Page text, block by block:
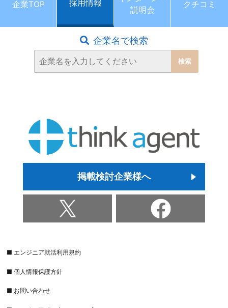
企業TOP 採用情報
説明会
クチコミ
企業名で検索
掲載検討企業様へ
■ エンジニア就活利用規約
■ 個人情報保護方針
■ お問い合わせ